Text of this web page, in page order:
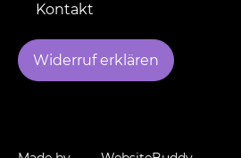
Kontakt
Widerruf erklären